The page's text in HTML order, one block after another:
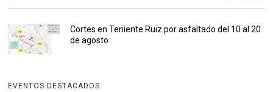
Cortes en Teniente Ruiz por asfaltado del 10 al 20
de agosto
EVENTOS DESTACADOS